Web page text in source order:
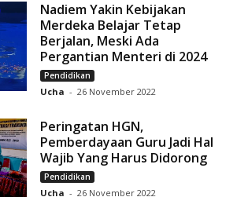
Nadiem Yakin Kebijakan
Merdeka Belajar Tetap
Berjalan, Meski Ada
Pergantian Menteri di 2024
Pendidikan
Ucha - 26 November 2022
Peringatan HGN,
Pemberdayaan Guru Jadi Hal
Wajib Yang Harus Didorong
Pendidikan
Ucha - 26 November 2022